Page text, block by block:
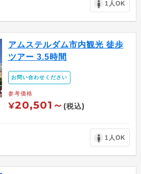
1人OK
アムステルダム市内観光 徒歩
ツアー 3.5時間
お問い合わせください
参考価格
¥20,501～ (税込)
1人OK